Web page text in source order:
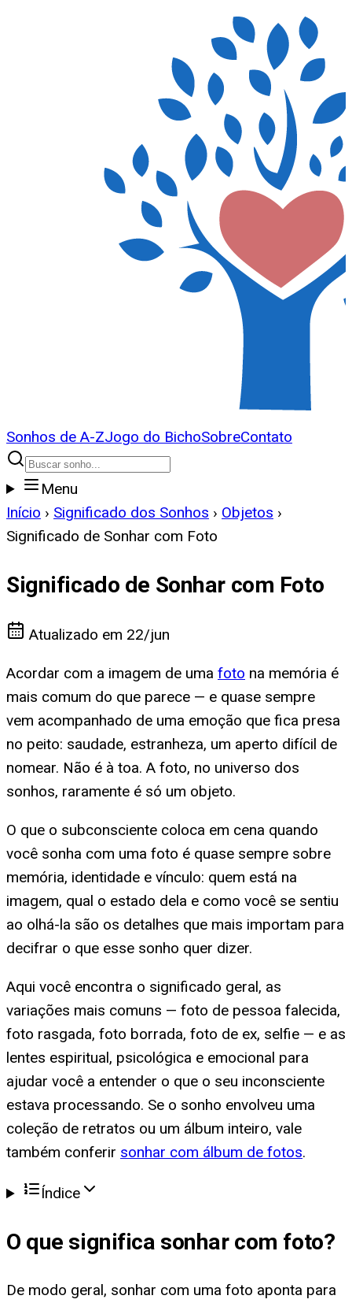
Sonhos de A-ZJogo do BichoSobreContato
Menu
Início › Significado dos Sonhos › Objetos ›
Significado de Sonhar com Foto
Significado de Sonhar com Foto
Atualizado em 22/jun
Acordar com a imagem de uma foto na memória é
mais comum do que parece — e quase sempre
vem acompanhado de uma emoção que fica presa
no peito: saudade, estranheza, um aperto difícil de
nomear. Não é à toa. A foto, no universo dos
sonhos, raramente é só um objeto.
O que o subconsciente coloca em cena quando
você sonha com uma foto é quase sempre sobre
memória, identidade e vínculo: quem está na
imagem, qual o estado dela e como você se sentiu
ao olhá-la são os detalhes que mais importam para
decifrar o que esse sonho quer dizer.
Aqui você encontra o significado geral, as
variações mais comuns — foto de pessoa falecida,
foto rasgada, foto borrada, foto de ex, selfie — e as
lentes espiritual, psicológica e emocional para
ajudar você a entender o que o seu inconsciente
estava processando. Se o sonho envolveu uma
coleção de retratos ou um álbum inteiro, vale
também conferir sonhar com álbum de fotos.
Índice
O que significa sonhar com foto?
De modo geral, sonhar com uma foto aponta para